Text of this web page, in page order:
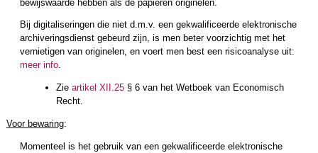
bewijswaarde hebben als de papieren originelen.
Bij digitaliseringen die niet d.m.v. een gekwalificeerde elektronische
archiveringsdienst gebeurd zijn, is men beter voorzichtig met het
vernietigen van originelen, en voert men best een risicoanalyse uit:
meer info.
Zie artikel XII.25§ 6 van het Wetboek van Economisch
Recht.
Voor bewaring:
Momenteel is het gebruik van een gekwalificeerde elektronische